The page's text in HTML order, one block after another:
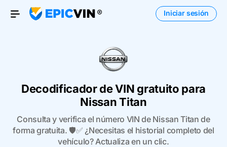
Open Menu
Iniciar sesión
Decodificador de VIN gratuito para
Nissan Titan
Consulta y verifica el número VIN de Nissan Titan de
forma gratuita. 🛡️✅ ¿Necesitas el historial completo del
vehículo? Actualiza en un clic.